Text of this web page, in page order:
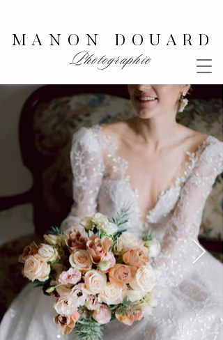
Photographie
MANON DOUARD